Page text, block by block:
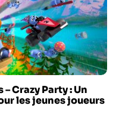
– Crazy Party : Un
les jeunes joueurs